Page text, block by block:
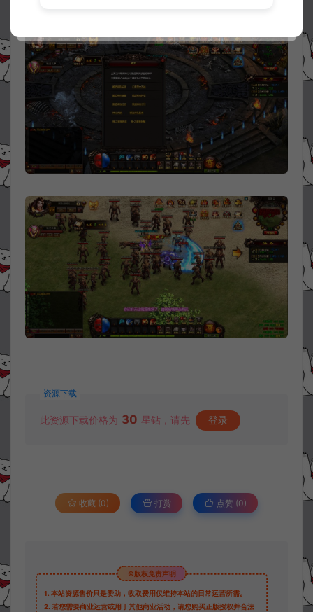
资源下载
此资源下载价格为 30 星钻，请先 登录
收藏 (0) 打赏 点赞 (0)
©版权免责声明
1. 本站资源售价只是赞助，收取费用仅维持本站的日常运营所需。
2. 若您需要商业运营或用于其他商业活动，请您购买正版授权并合法